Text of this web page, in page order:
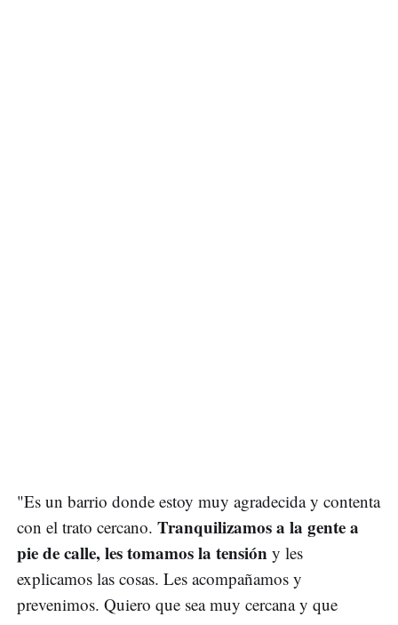
"Es un barrio donde estoy muy agradecida y contenta
con el trato cercano. Tranquilizamos a la gente a
pie de calle, les tomamos la tensión y les
explicamos las cosas. Les acompañamos y
prevenimos. Quiero que sea muy cercana y que